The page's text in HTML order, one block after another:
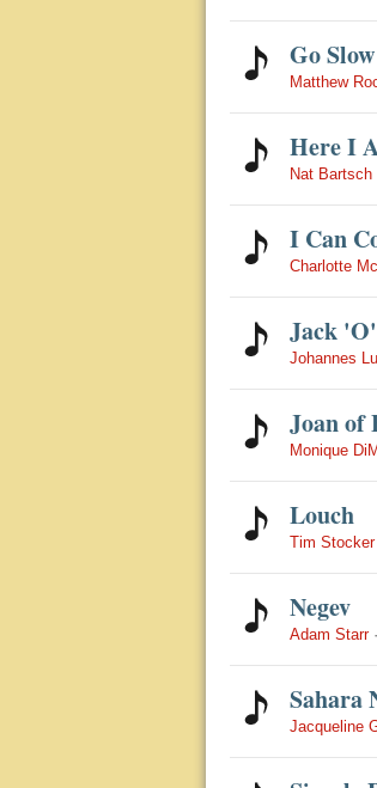
Go Slow
Matthew
Here I
Nat Bartsch
I Can
Charlotte
Jack
Johannes
Joan of
Monique
Louch
Tim Stocker
Negev
Adam Starr·
Sahara
Jacqueline